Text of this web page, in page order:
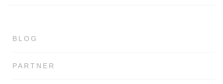
BLOG
PARTNER